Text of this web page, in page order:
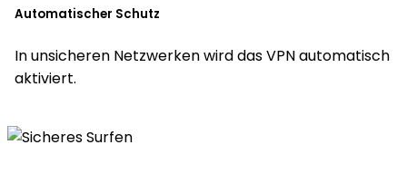
Automatischer Schutz
In unsicheren Netzwerken wird das VPN automatisch
aktiviert.